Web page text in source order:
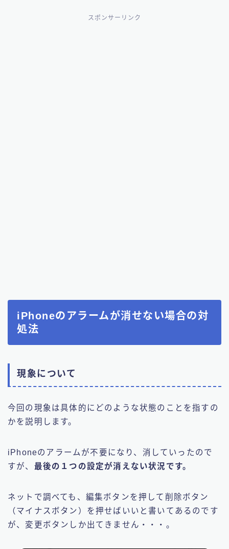
スポンサーリンク
iPhoneのアラームが消せない場合の対
処法
現象について
今回の現象は具体的にどのような状態のことを指すの
かを説明します。
iPhoneのアラームが不要になり、消していったので
すが、 最後の１つの設定が消えない状況です。
ネットで調べても、編集ボタンを押して削除ボタン
（マイナスボタン）を押せばいいと書いてあるのです
が、変更ボタンしか出てきません・・・。